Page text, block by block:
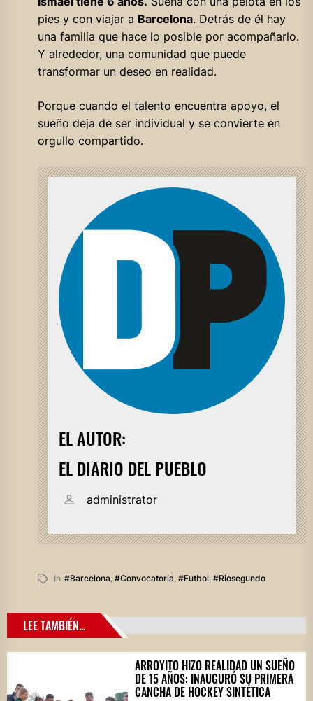
pies y con viajar a Barcelona. Detrás de él hay
una familia que hace lo posible por acompañarlo.
Y alrededor, una comunidad que puede
transformar un deseo en realidad.
Porque cuando el talento encuentra apoyo, el
sueño deja de ser individual y se convierte en
orgullo compartido.
EL AUTOR:
EL DIARIO DEL PUEBLO
administrator
In #barcelona #convocatoria #futbol, #riosegundo
LEE TAMBIÉN...
ARROYITO HIZO REALIDAD UN SUEÑO
DE 15 AÑOS: INAUGURÓ SU PRIMERA
CANCHA DE HOCKEY SINTÉTICA